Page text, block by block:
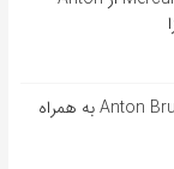
آهنگ آلمانی Wer wir sind از Anton Bruckner به همراه